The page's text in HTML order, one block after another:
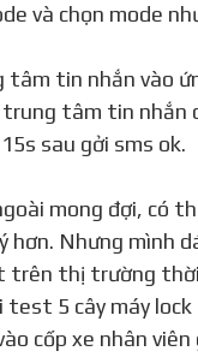
và chọn mode
tâm tin nhắn vào
trung tâm tin nhắn
sau gởi sms ok.
mong đợi, có
hơn. Nhưng mình
trên thị trường
test 5 cây máy lock
cốp xe nhân